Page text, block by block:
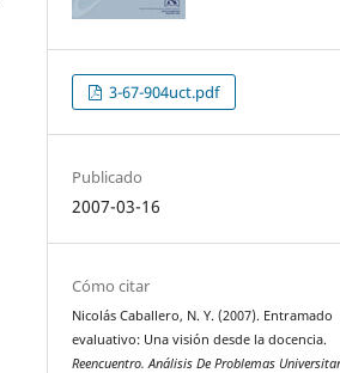
3-67-904uct.pdf
Publicado
2007-03-16
Cómo citar
Nicolás Caballero, N. Y. (2007). Entramado
evaluativo: Una visión desde la docencia.
Reencuentro. Análisis De Problemas